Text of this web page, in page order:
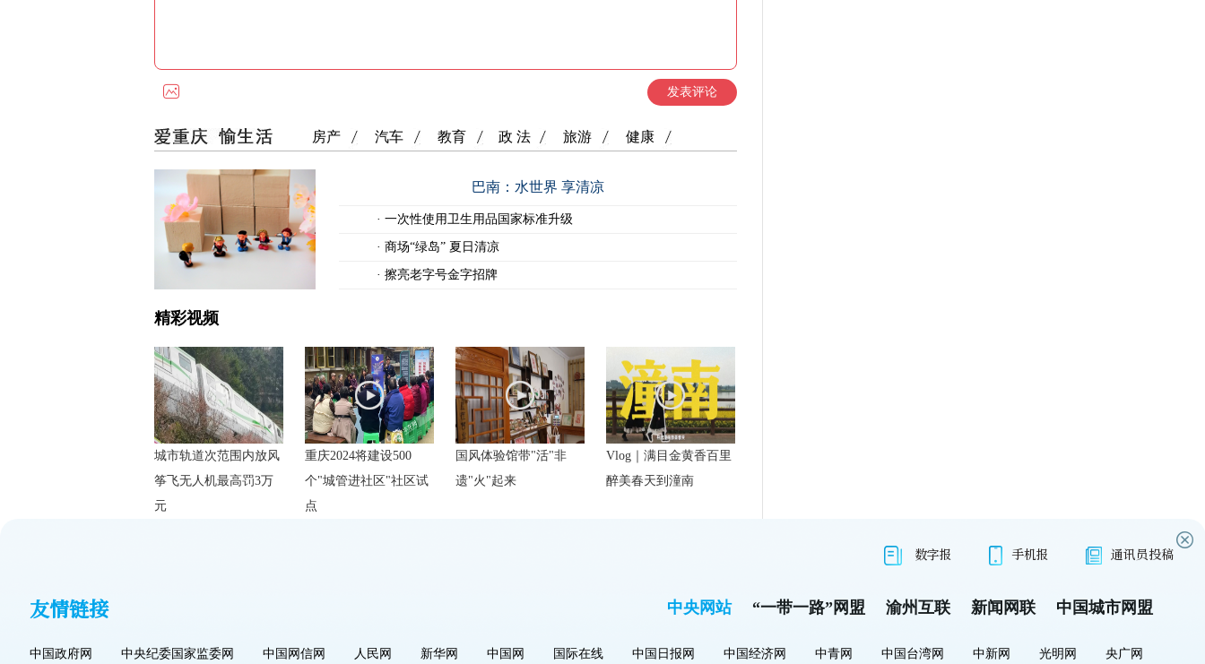
发表评论
房产 汽车 教育 政 法 旅游 健康
巴南：水世界 享清凉
· 一次性使用卫生用品国家标准升级
· 商场“绿岛” 夏日清凉
· 擦亮老字号金字招牌
精彩视频
城市轨道次范围内放风
筝飞无人机最高罚3万
元
重庆2024将建设500
个"城管进社区"社区试
点
国风体验馆带"活"非
遗"火"起来
Vlog｜满目金黄香百里
醉美春天到潼南
数字报 手机报 通讯员投稿
友情链接 中央网站 “一带一路”网盟 渝州互联 新闻网联 中国城市网盟
中国政府网 中央纪委国家监委网 中国网信网 人民网 新华网 中国网 国际在线 中国日报网 中国经济网 中青网 中国台湾网 中新网 光明网 央广网